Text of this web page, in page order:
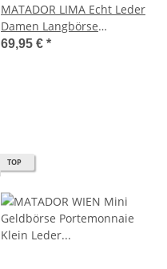
MATADOR LIMA Echt Leder
Damen Langbörse
Geldbörse Leder RFID
69,95 € *
TOP